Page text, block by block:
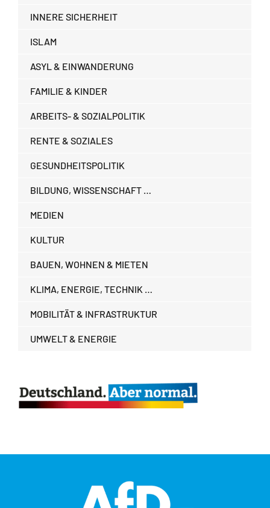
INNERE SICHERHEIT
ISLAM
ASYL & EINWANDERUNG
FAMILIE & KINDER
ARBEITS- & SOZIALPOLITIK
RENTE & SOZIALES
GESUNDHEITSPOLITIK
BILDUNG, WISSENSCHAFT …
MEDIEN
KULTUR
BAUEN, WOHNEN & MIETEN
KLIMA, ENERGIE, TECHNIK …
MOBILITÄT & INFRASTRUKTUR
UMWELT & ENERGIE